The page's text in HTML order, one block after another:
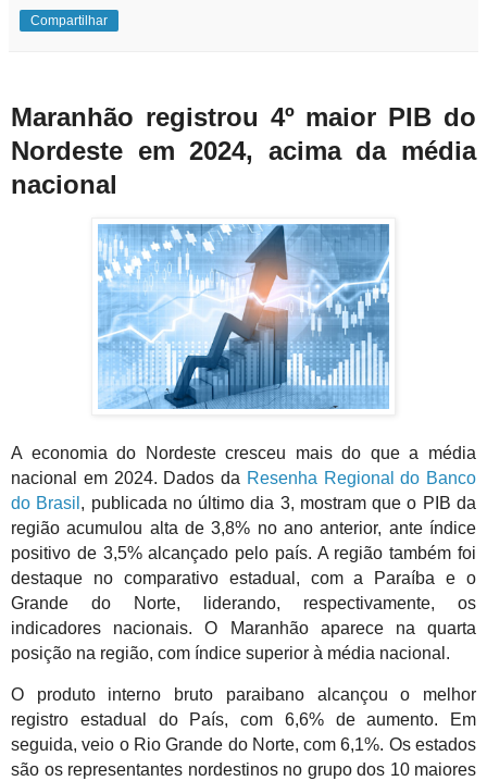
Compartilhar
Maranhão registrou 4º maior PIB do
Nordeste em 2024, acima da média
nacional
A economia do Nordeste cresceu mais do que a média
nacional em 2024. Dados da Resenha Regional do Banco
do Brasil , publicada no último dia 3, mostram que o PIB da
região acumulou alta de 3,8% no ano anterior, ante índice
positivo de 3,5% alcançado pelo país. A região também foi
destaque no comparativo estadual, com a Paraíba e o
Grande do Norte, liderando, respectivamente, os
indicadores nacionais. O Maranhão aparece na quarta
posição na região, com índice superior à média nacional.
O produto interno bruto paraibano alcançou o melhor
registro estadual do País, com 6,6% de aumento. Em
seguida, veio o Rio Grande do Norte, com 6,1%. Os estados
são os representantes nordestinos no grupo dos 10 maiores